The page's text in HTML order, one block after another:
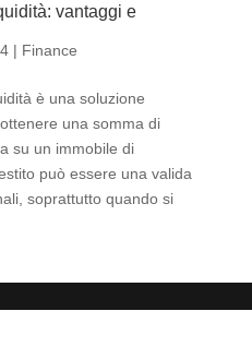
vantaggi e
| Finance
è una soluzione
una somma di
su un immobile di
può essere una valida
soprattutto quando si